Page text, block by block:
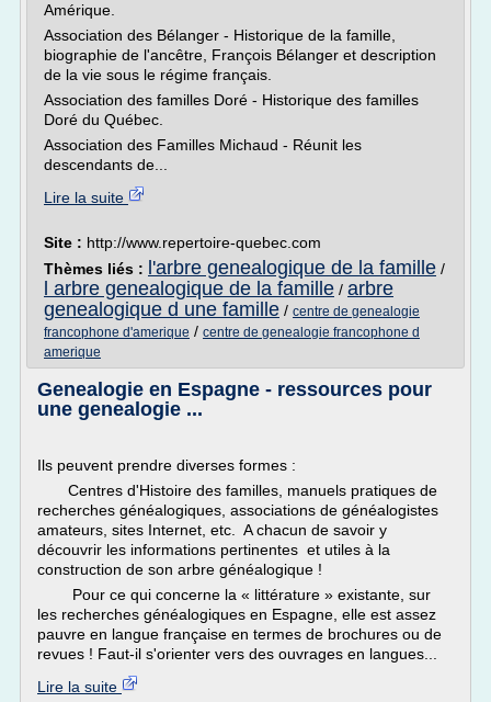
Amérique.
Association des Bélanger - Historique de la famille,
biographie de l'ancêtre, François Bélanger et description
de la vie sous le régime français.
Association des familles Doré - Historique des familles
Doré du Québec.
Association des Familles Michaud - Réunit les
descendants de...
Lire la suite
Site : http://www.repertoire-quebec.com
Thèmes liés :
l'arbre genealogique de la famille /
l arbre genealogique de la famille / arbre
genealogique d une famille / centre de genealogie
francophone d'amerique / centre de genealogie francophone d
amerique
Genealogie en Espagne - ressources pour
une genealogie ...
Ils peuvent prendre diverses formes :
Centres d'Histoire des familles, manuels pratiques de
recherches généalogiques, associations de généalogistes
amateurs, sites Internet, etc. A chacun de savoir y
découvrir les informations pertinentes et utiles à la
construction de son arbre généalogique !
Pour ce qui concerne la « littérature » existante, sur
les recherches généalogiques en Espagne, elle est assez
pauvre en langue française en termes de brochures ou de
revues ! Faut-il s'orienter vers des ouvrages en langues...
Lire la suite